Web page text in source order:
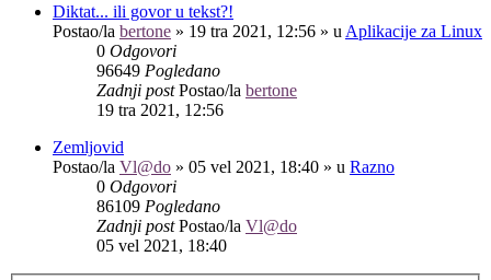
Diktat... ili govor u tekst?!
Postao/la bertone » 19 tra 2021, 12:56 » u Aplikacije za Linux
0 Odgovori
96649 Pogledano
Zadnji postPostao/la bertone
19 tra 2021, 12:56
Zemljovid
Postao/la Vl@do » 05 vel 2021, 18:40 » u Razno
0 Odgovori
86109 Pogledano
Zadnji postPostao/la Vl@do
05 vel 2021, 18:40